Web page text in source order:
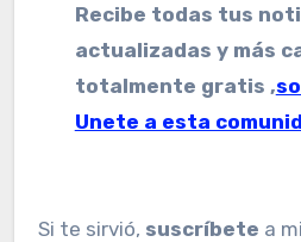
Recibe todas tus noticias
actualizadas y más
totalmente gratis ,
Unete a esta
Si te sirvió, suscríbete a